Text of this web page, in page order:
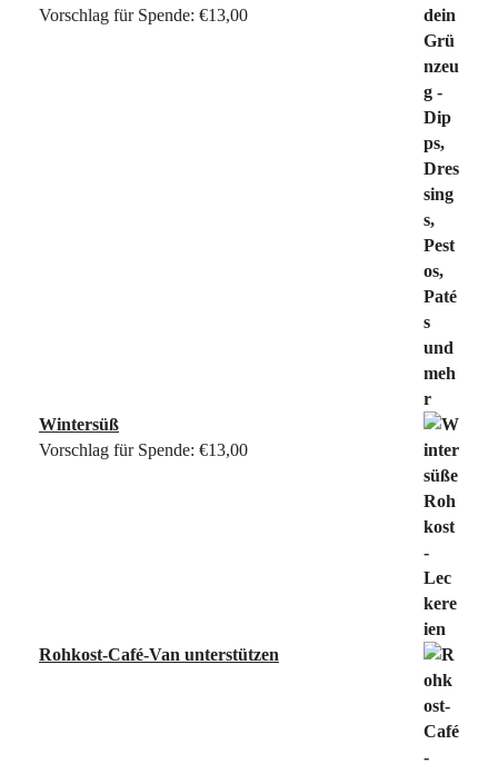
Vorschlag für Spende: €13,00
Wintersüß
Vorschlag für Spende: €13,00
Rohkost-Café-Van unterstützen